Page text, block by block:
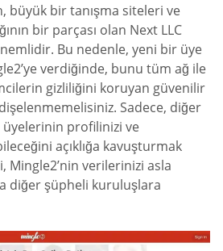
büyük bir tanışma siteleri ve
bir parçası olan Next LLC
Bu nedenle, yeni bir üye
verdiğinde, bunu tüm ağ ile
gizliliğini koruyan güvenilir
Sadece, diğer
üyelerinin profilinizi ve
açıklığa kavuşturmak
Mingle2’nin verilerinizi asla
diğer şüpheli kuruluşlara